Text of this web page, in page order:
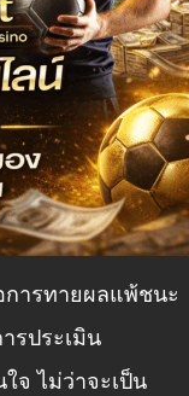
การทายผลแพ้ชนะ
รประเมิน
จ ไม่ว่าจะเป็น